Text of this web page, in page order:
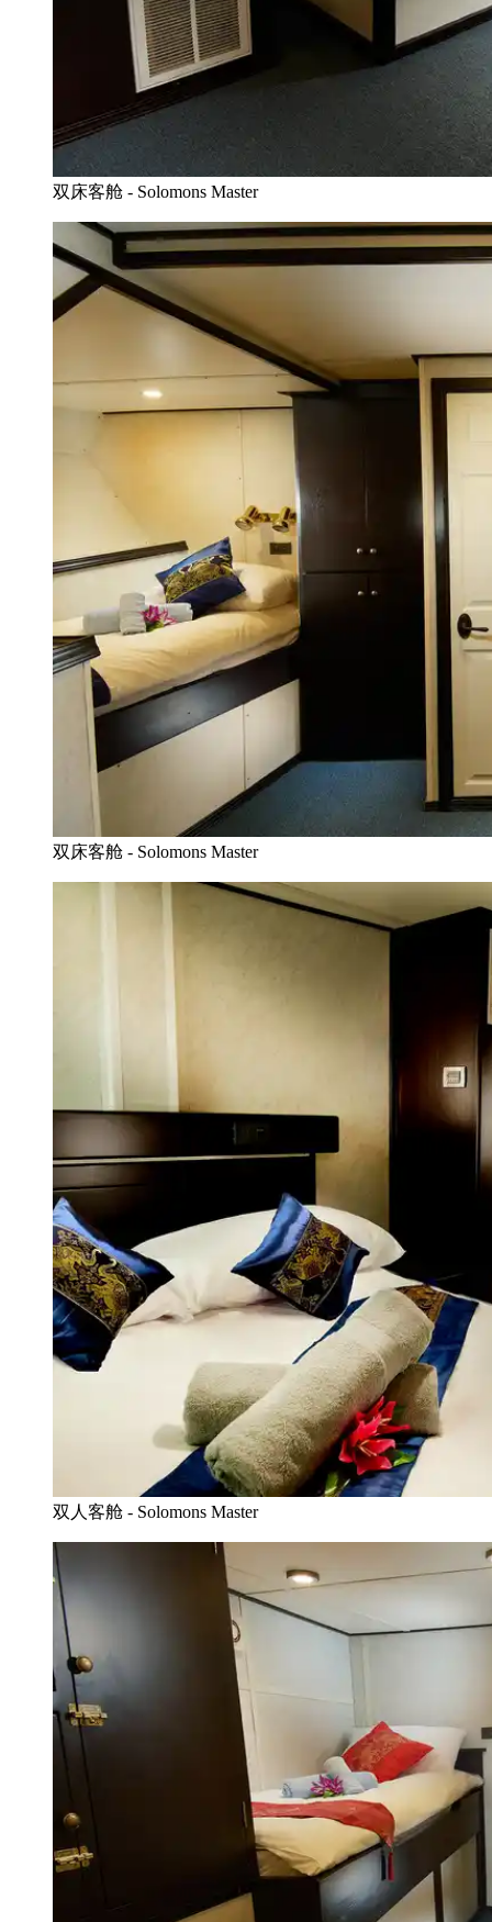
双床客舱 - Solomons Master
双床客舱 - Solomons Master
双人客舱 - Solomons Master